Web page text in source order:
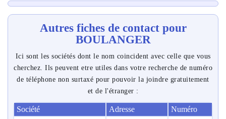
Autres fiches de contact pour
BOULANGER
Ici sont les sociétés dont le nom coincident avec celle que vous
cherchez. Ils peuvent etre utiles dans votre recherche de numéro
de téléphone non surtaxé pour pouvoir la joindre gratuitement
et de l'étranger :
Société Adresse Numéro